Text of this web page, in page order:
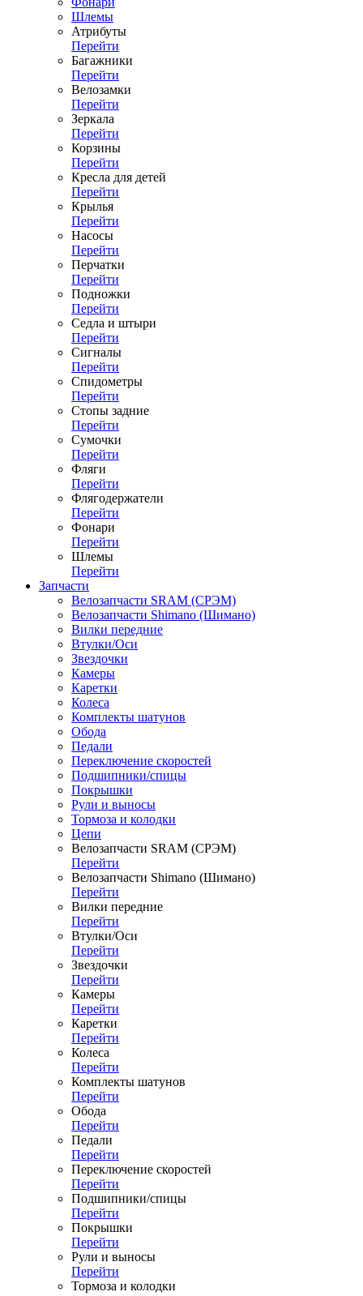
Шлемы
Атрибуты
Перейти
Багажники
Перейти
Велозамки
Перейти
Зеркала
Перейти
Корзины
Перейти
Кресла для детей
Перейти
Крылья
Перейти
Насосы
Перейти
Перчатки
Перейти
Подножки
Перейти
Седла и штыри
Перейти
Сигналы
Перейти
Спидометры
Перейти
Стопы задние
Перейти
Сумочки
Перейти
Фляги
Перейти
Флягодержатели
Перейти
Фонари
Перейти
Шлемы
Перейти
Запчасти
Велозапчасти SRAM (СРЭМ)
Велозапчасти Shimano (Шимано)
Вилки передние
Втулки/Оси
Звездочки
Камеры
Каретки
Колеса
Комплекты шатунов
Обода
Педали
Переключение скоростей
Подшипники/спицы
Покрышки
Рули и выносы
Тормоза и колодки
Цепи
Велозапчасти SRAM (СРЭМ)
Перейти
Велозапчасти Shimano (Шимано)
Перейти
Вилки передние
Перейти
Втулки/Оси
Перейти
Звездочки
Перейти
Камеры
Перейти
Каретки
Перейти
Колеса
Перейти
Комплекты шатунов
Перейти
Обода
Перейти
Педали
Перейти
Переключение скоростей
Перейти
Подшипники/спицы
Перейти
Покрышки
Перейти
Рули и выносы
Перейти
Тормоза и колодки